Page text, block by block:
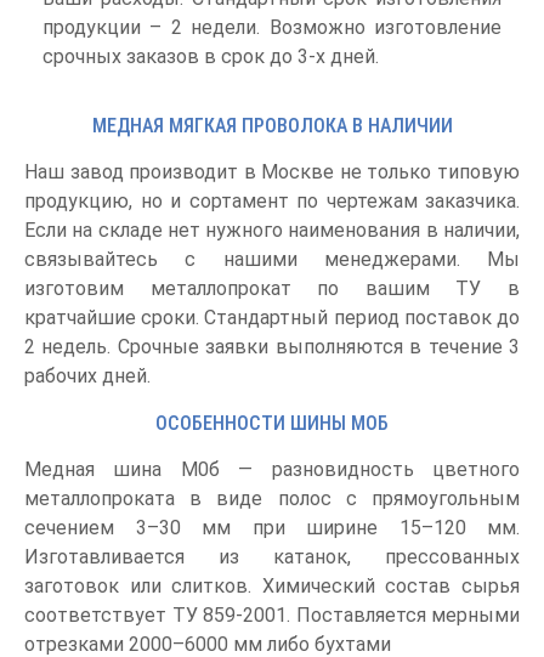
продукции – 2 недели. Возможно изготовление
срочных заказов в срок до 3-х дней.
МЕДНАЯ МЯГКАЯ ПРОВОЛОКА В НАЛИЧИИ
Наш завод производит в Москве не только типовую
продукцию, но и сортамент по чертежам заказчика.
Если на складе нет нужного наименования в наличии,
связывайтесь с нашими менеджерами. Мы
изготовим металлопрокат по вашим ТУ в
кратчайшие сроки. Стандартный период поставок до
2 недель. Срочные заявки выполняются в течение 3
рабочих дней.
ОСОБЕННОСТИ ШИНЫ МОБ
Медная шина М0б — разновидность цветного
металлопроката в виде полос с прямоугольным
сечением 3–30 мм при ширине 15–120 мм.
Изготавливается из катанок, прессованных
заготовок или слитков. Химический состав сырья
соответствует ТУ 859-2001. Поставляется мерными
отрезками 2000–6000 мм либо бухтами